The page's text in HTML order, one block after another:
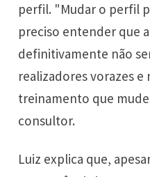
perfil. "Mudar o perfil
preciso entender que
definitivamente não
realizadores vorazes e
treinamento que
consultor.
Luiz explica que,